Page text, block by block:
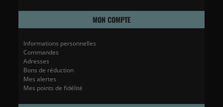
MON COMPTE
Informations personnelles
Commandes
Adresses
Bons de réduction
Mes alertes
Mes points de fidélité